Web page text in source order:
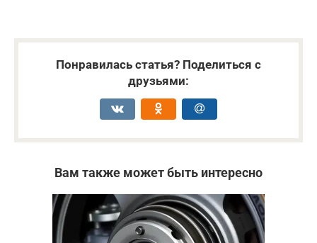
Понравилась статья? Поделиться с
друзьями:
Вам также может быть интересно